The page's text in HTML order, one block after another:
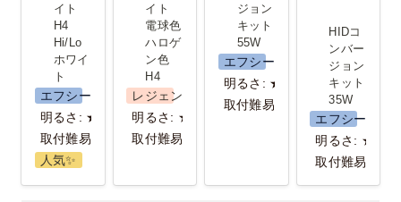
イト
H4
Hi/Lo
ホワイ
ト
エフシーエル
明るさ: ★★
取付難易度：★
人気✨️
色 H4
イト
電球色
ハロゲ
ン色
H4
レジェンダリーシリーズ
明るさ: ★★★
取付難易度：★
ジョン
キット
55W
エフシーエル
明るさ: ★★★
取付難易度:★★
HIDコ
ンバー
ジョン
キット
35W
エフシーエル
明るさ: ★★
取付難易度